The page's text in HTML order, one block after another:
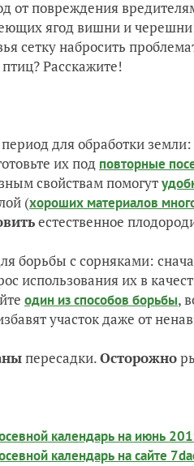
от повреждения
ягод вишни и
сетку набросить
Расскажите!
период для обработки земли:
их под повторные
свойствам помогут
(хороших материалов
естественное
борьбы с сорняками:
использования их в
один из способов борьбы,
участок даже от
пересадки.Осторожно
календарь на июнь
календарь на сайте